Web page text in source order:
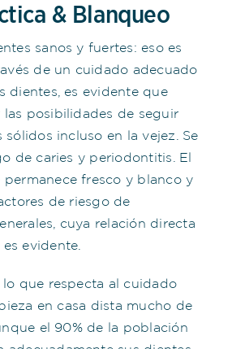
& Blanqueo
sanos y fuertes: eso es
de un cuidado adecuado
dientes, es evidente que
las posibilidades de seguir
incluso en la vejez. Se
de caries y periodontitis. El
permanece fresco y blanco y
de riesgo de
cuya relación directa
evidente.
lo que respecta al cuidado
en casa dista mucho de
el 90% de la población